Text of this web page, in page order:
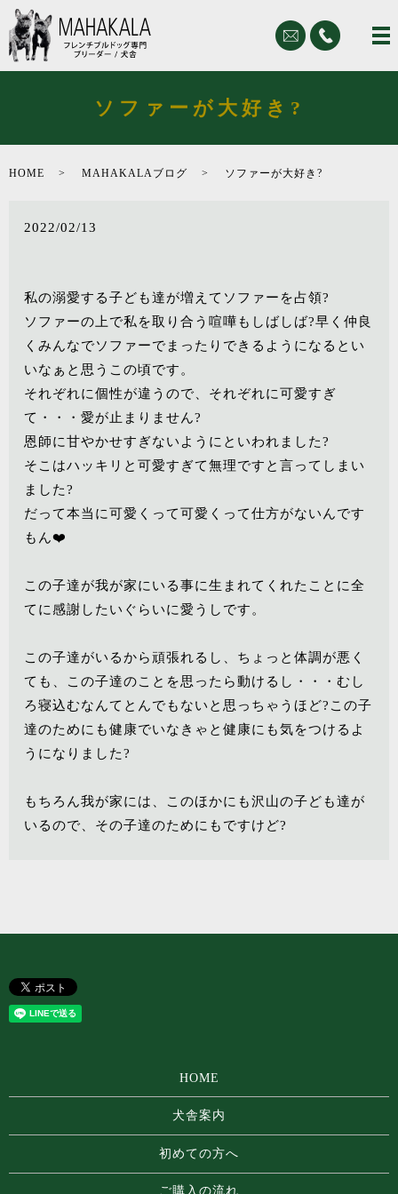
ソファーが大好き?
HOME MAHAKALAブログ ソファーが大好き?
2022/02/13
私の溺愛する子ども達が増えてソファーを占領?
ソファーの上で私を取り合う喧嘩もしばしば?早く仲良
くみんなでソファーでまったりできるようになるとい
いなぁと思うこの頃です。
それぞれに個性が違うので、それぞれに可愛すぎ
て・・・愛が止まりません?
恩師に甘やかせすぎないようにといわれました?
そこはハッキリと可愛すぎて無理ですと言ってしまい
ました?
だって本当に可愛くって可愛くって仕方がないんです
もん❤️
この子達が我が家にいる事に生まれてくれたことに全
てに感謝したいぐらいに愛うしです。
この子達がいるから頑張れるし、ちょっと体調が悪く
ても、この子達のことを思ったら動けるし・・・むし
ろ寝込むなんてとんでもないと思っちゃうほど?この子
達のためにも健康でいなきゃと健康にも気をつけるよ
うになりました?
もちろん我が家には、このほかにも沢山の子ども達が
いるので、その子達のためにもですけど?
HOME
犬舎案内
初めての方へ
ご購入の流れ